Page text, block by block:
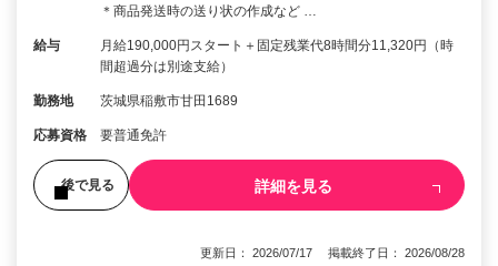
＊商品発送時の送り状の作成など …
給与
月給190,000円スタート＋固定残業代8時間分11,320円（時
間超過分は別途支給）
勤務地 茨城県稲敷市甘田1689
応募資格 要普通免許
後で見る 詳細を見る
更新日： 2026/07/17 掲載終了日： 2026/08/28